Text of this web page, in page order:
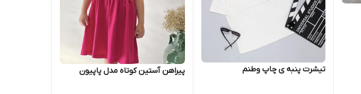
تیشرت پنبه ی چاپ وطنم پیراهن آستین کوتاه مدل پاپیون